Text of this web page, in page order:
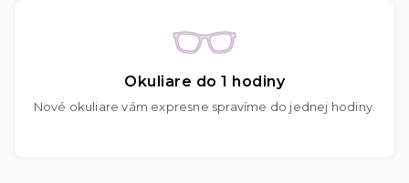
Okuliare do 1 hodiny
Nové okuliare vám expresne spravíme do jednej hodiny.